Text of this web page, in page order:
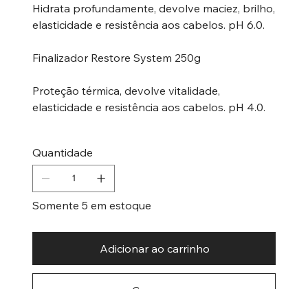
Hidrata profundamente, devolve maciez, brilho,
elasticidade e resistência aos cabelos. pH 6.0.
Finalizador Restore System 250g
Proteção térmica, devolve vitalidade,
elasticidade e resistência aos cabelos. pH 4.0.
Quantidade
Somente 5 em estoque
Adicionar ao carrinho